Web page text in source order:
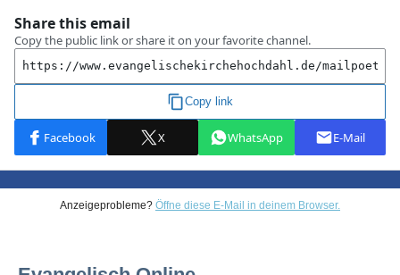
Anzeigeprobleme? Öffne diese E-Mail in deinem Browser.